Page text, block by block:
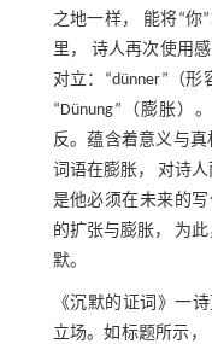
之地一样， 能将“你
里， 诗人再次使用
对立：“dünner”（
“Dünung”（膨胀）
反。蕴含着意义与真
词语在膨胀， 对诗
是他必须在未来的
的扩张与膨胀， 为
默。
《沉默的证词》一
立场。如标题所示